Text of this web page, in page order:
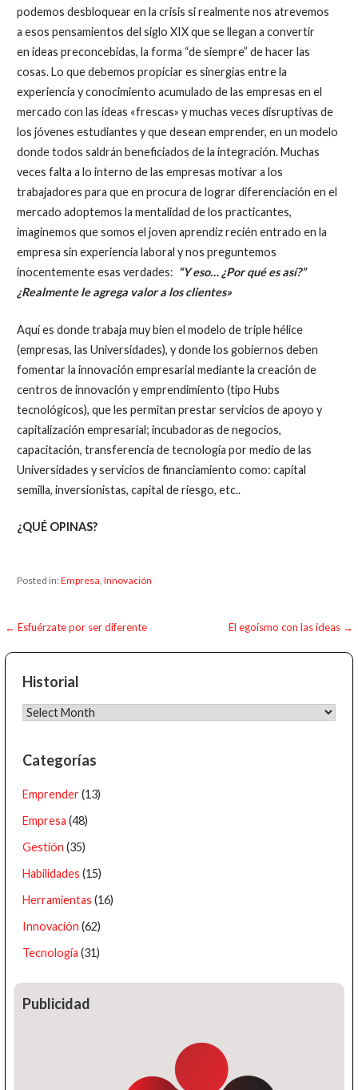
podemos desbloquear en la crisis si realmente nos atrevemos
a esos pensamientos del siglo XIX que se llegan a convertir
en ideas preconcebidas, la forma “de siempre” de hacer las
cosas. Lo que debemos propiciar es sinergias entre la
experiencia y conocimiento acumulado de las empresas en el
mercado con las ideas «frescas» y muchas veces disruptivas de
los jóvenes estudiantes y que desean emprender, en un modelo
donde todos saldrán beneficiados de la integración. Muchas
veces falta a lo interno de las empresas motivar a los
trabajadores para que en procura de lograr diferenciación en el
mercado adoptemos la mentalidad de los practicantes,
imaginemos que somos el joven aprendiz recién entrado en la
empresa sin experiencia laboral y nos preguntemos
inocentemente esas verdades: “Y eso… ¿Por qué es así?”
¿Realmente le agrega valor a los clientes»
Aquí es donde trabaja muy bien el modelo de triple hélice
(empresas, las Universidades), y donde los gobiernos deben
fomentar la innovación empresarial mediante la creación de
centros de innovación y emprendimiento (tipo Hubs
tecnológicos), que les permitan prestar servicios de apoyo y
capitalización empresarial; incubadoras de negocios,
capacitación, transferencia de tecnología por medio de las
Universidades y servicios de financiamiento como: capital
semilla, inversionistas, capital de riesgo, etc..
¿QUÉ OPINAS?
Posted in:Empresa Innovación
Post
navigation
← Esfuérzate por ser diferente El egoísmo con las ideas →
Historial
Historial
Categorías
Emprender(13)
Empresa (48)
Gestión (35)
Habilidades (15)
Herramientas (16)
Innovación (62)
Tecnología (31)
Publicidad